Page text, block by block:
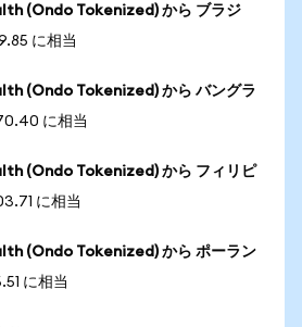
(Ondo Tokenized) から ブラジ
に相当
(Ondo Tokenized) から バングラ
に相当
(Ondo Tokenized) から フィリピ
に相当
(Ondo Tokenized) から ポーラン
に相当